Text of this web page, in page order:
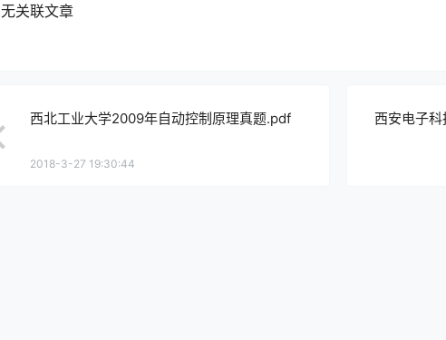
无关联文章
西北工业大学2009年自动控制原理真题.pdf
2018-3-27 19:30:44
西安电子